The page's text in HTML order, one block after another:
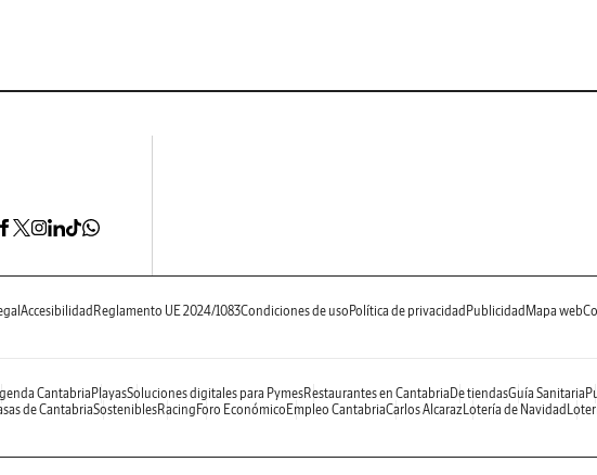
Accesibilidad Reglamento UE 2024/1083Condiciones de uso Política de privacidad Publicidad Mapa web
CantabriaPlayasSoluciones digitales para PymesRestaurantes en Cantabria De tiendasGuía Sanitaria
de CantabriaSosteniblesRacing Foro Económico Empleo CantabriaCarlos AlcarazLotería de Navidad